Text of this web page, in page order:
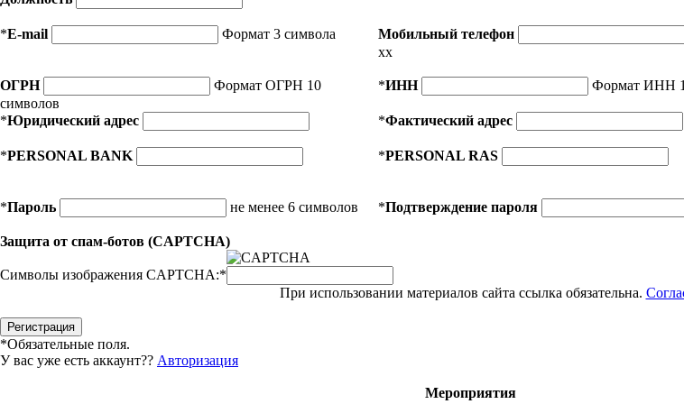
*E-mail Формат 3 символа Мобильный телефон
xx
ОГРН
Формат ОГРН 10
символов
*ИНН Формат ИНН
*Юридический адрес *Фактический адрес
*PERSONAL BANK *PERSONAL RAS
*Пароль не менее 6 символов *Подтверждение пароля
Защита от спам-ботов (CAPTCHA)
Символы изображения CAPTCHA:*
При использовании материалов сайта ссылка обязательна.
*Обязательные поля.
У вас уже есть аккаунт?? Авторизация
Мероприятия